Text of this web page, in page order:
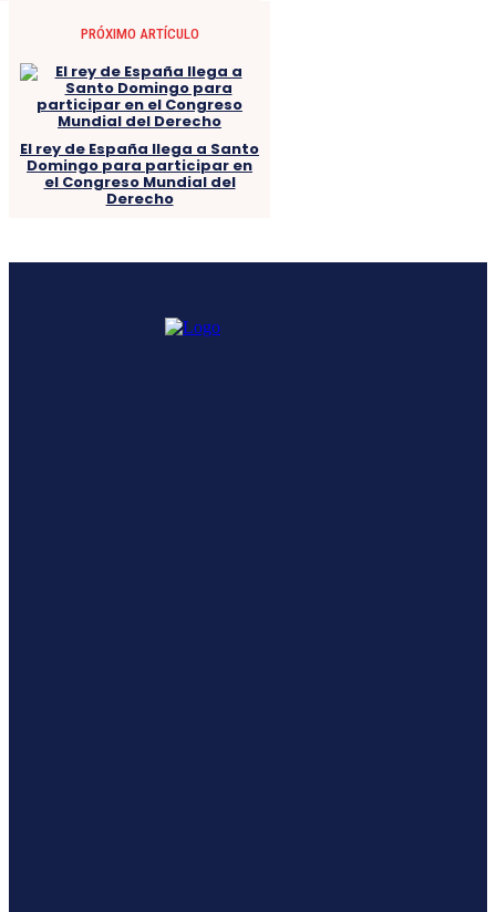
PRÓXIMO ARTÍCULO
El rey de España llega a Santo
Domingo para participar en
el Congreso Mundial del
Derecho